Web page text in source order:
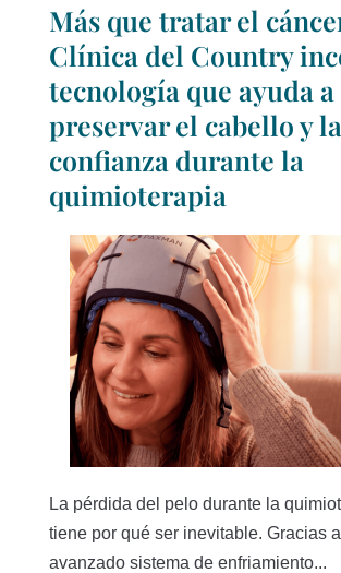
Más que tratar el
Clínica del Country
tecnología que ayuda a
preservar el cabello y la
confianza durante la
quimioterapia
La pérdida del pelo durante la
tiene por qué ser inevitable. Gracias
avanzado sistema de enfriamiento...